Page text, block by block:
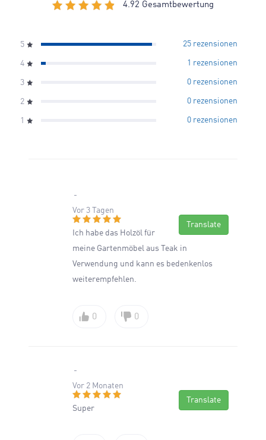
4.92 Gesamtbewertung
5 25 rezensionen
4 1 rezensionen
3 0 rezensionen
2 0 rezensionen
1 0 rezensionen
Vor 3 Tagen
Translate
Ich habe das Holzöl für
meine Gartenmöbel aus Teak in
Verwendung und kann es bedenkenlos
weiterempfehlen.
0 0
Vor 2 Monaten
Translate
Super